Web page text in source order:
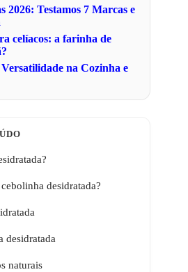
2026: Testamos 7 Marcas e
celíacos: a farinha de
na Cozinha e
desidratada?
desidratada
naturais